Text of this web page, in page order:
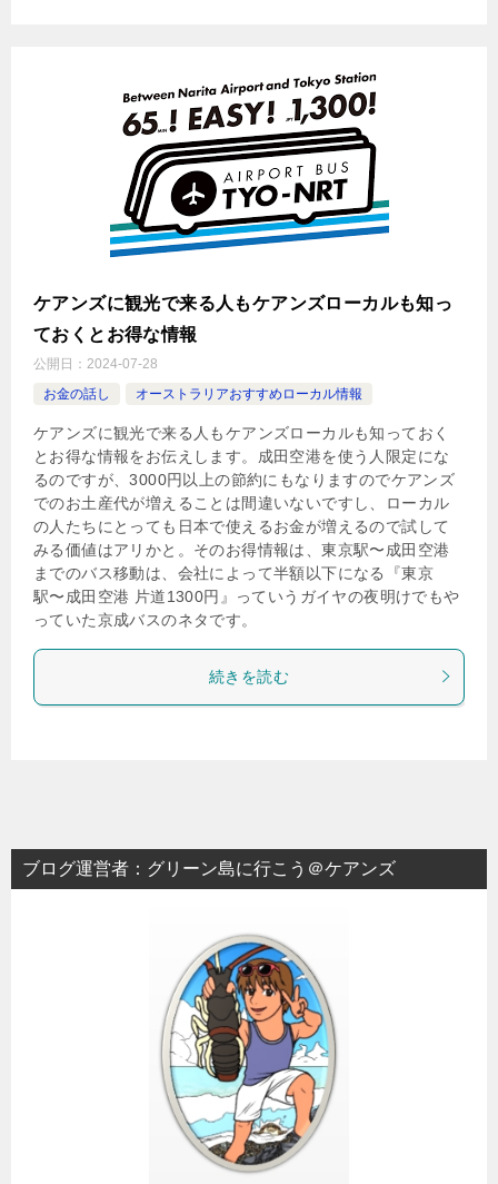
ケアンズに観光で来る人もケアンズローカルも知っ
ておくとお得な情報
公開日： 2024-07-28
お金の話し
オーストラリアおすすめローカル情報
ケアンズに観光で来る人もケアンズローカルも知っておく
とお得な情報をお伝えします。成田空港を使う人限定にな
るのですが、3000円以上の節約にもなりますのでケアンズ
でのお土産代が増えることは間違いないですし、ローカル
の人たちにとっても日本で使えるお金が増えるので試して
みる価値はアリかと。そのお得情報は、東京駅〜成田空港
までのバス移動は、会社によって半額以下になる『東京
駅〜成田空港 片道1300円』っていうガイヤの夜明けでもや
っていた京成バスのネタです。
続きを読む
ブログ運営者：グリーン島に行こう＠ケアンズ